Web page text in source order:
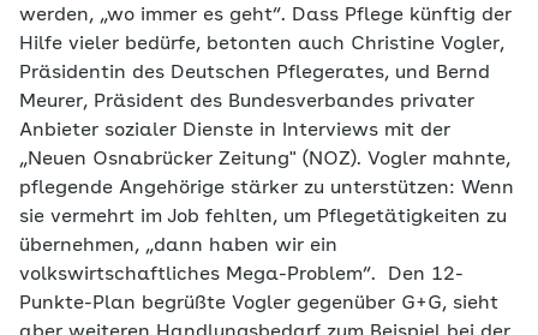
werden, „wo immer es geht“. Dass Pflege künftig der
Hilfe vieler bedürfe, betonten auch Christine Vogler,
Präsidentin des Deutschen Pflegerates, und Bernd
Meurer, Präsident des Bundesverbandes privater
Anbieter sozialer Dienste in Interviews mit der
„Neuen Osnabrücker Zeitung" (NOZ). Vogler mahnte,
pflegende Angehörige stärker zu unterstützen: Wenn
sie vermehrt im Job fehlten, um Pflegetätigkeiten zu
übernehmen, „dann haben wir ein
volkswirtschaftliches Mega-Problem“. Den 12-
Punkte-Plan begrüßte Vogler gegenüber G+G, sieht